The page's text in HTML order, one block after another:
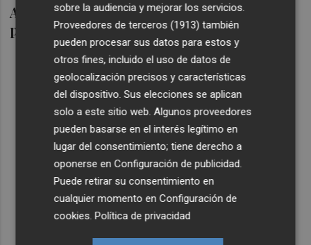
AJEV recibe más de un centenar de
proyectos innovadores
sobre la audiencia y mejorar los servicios.
Proveedores de terceros (1913) también
pueden procesar sus datos para estos y
otros fines, incluido el uso de datos de
geolocalización precisos y características
del dispositivo. Sus elecciones se aplican
solo a este sitio web. Algunos proveedores
pueden basarse en el interés legítimo en
lugar del consentimiento; tiene derecho a
oponerse enConfiguración de publicidad
Puede retirar su consentimiento en
cualquier momento enConfiguración de
cookies .Política de privacidad